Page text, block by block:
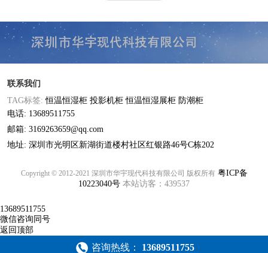
联系我们
TAG标签:恒温恒湿柜 投影机柜 恒温恒湿展柜 防潮柜
电话: 13689511755
邮箱: 3169263659@qq.com
地址: 深圳市光明区新湖街道楼村社区红银路46号C栋202
Copyright © 2012-2021 深圳市华宇现代科技有限公司 版权所有 粤ICP备
10223040号 本站访客：439537
咨询热线： 13689511755
13689511755
微信咨询同号
返回顶部